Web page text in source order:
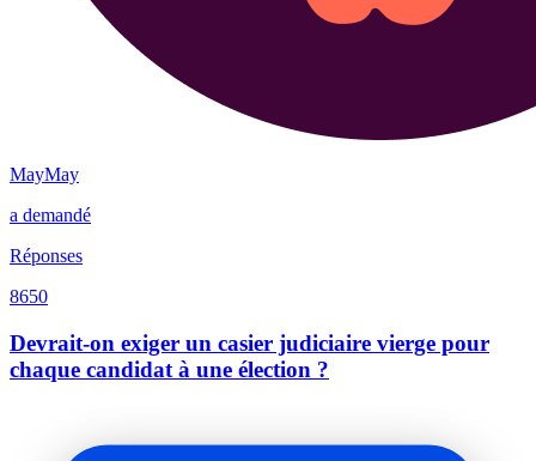
MayMay
a demandé
Réponses
8650
Devrait-on exiger un casier judiciaire vierge pour
chaque candidat à une élection ?